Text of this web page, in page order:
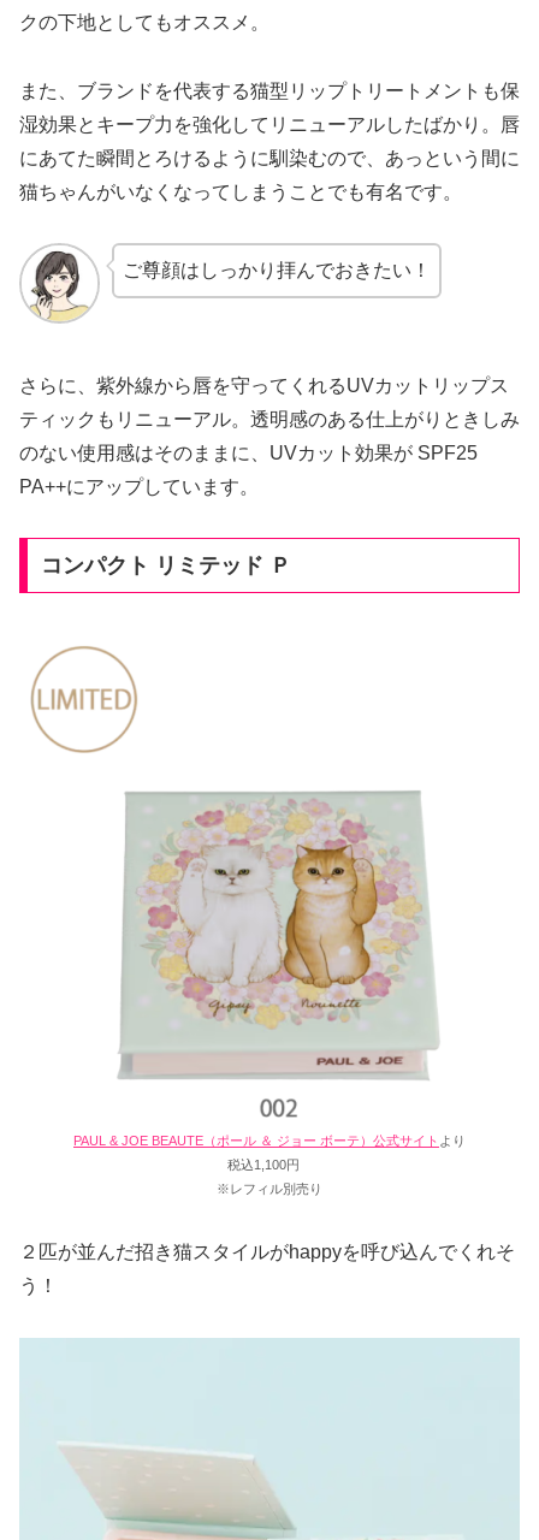
クの下地としてもオススメ。
また、ブランドを代表する猫型リップトリートメントも保
湿効果とキープ力を強化してリニューアルしたばかり。唇
にあてた瞬間とろけるように馴染むので、あっという間に
猫ちゃんがいなくなってしまうことでも有名です。
ご尊顔はしっかり拝んでおきたい！
さらに、紫外線から唇を守ってくれるUVカットリップス
ティックもリニューアル。透明感のある仕上がりときしみ
のない使用感はそのままに、UVカット効果が SPF25
PA++にアップしています。
コンパクト リミテッド Ｐ
PAUL & JOE BEAUTE（ポール ＆ ジョー ボーテ）公式サイト より
税込1,100円
※レフィル別売り
２匹が並んだ招き猫スタイルがhappyを呼び込んでくれそ
う！